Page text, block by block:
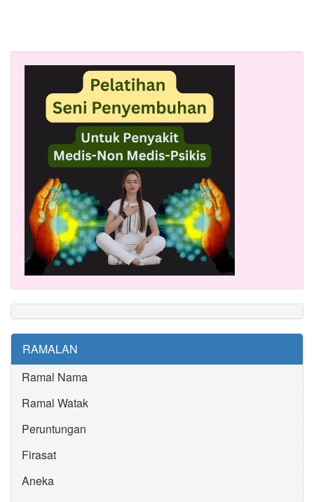
RAMALAN
Ramal Nama
Ramal Watak
Peruntungan
Firasat
Aneka